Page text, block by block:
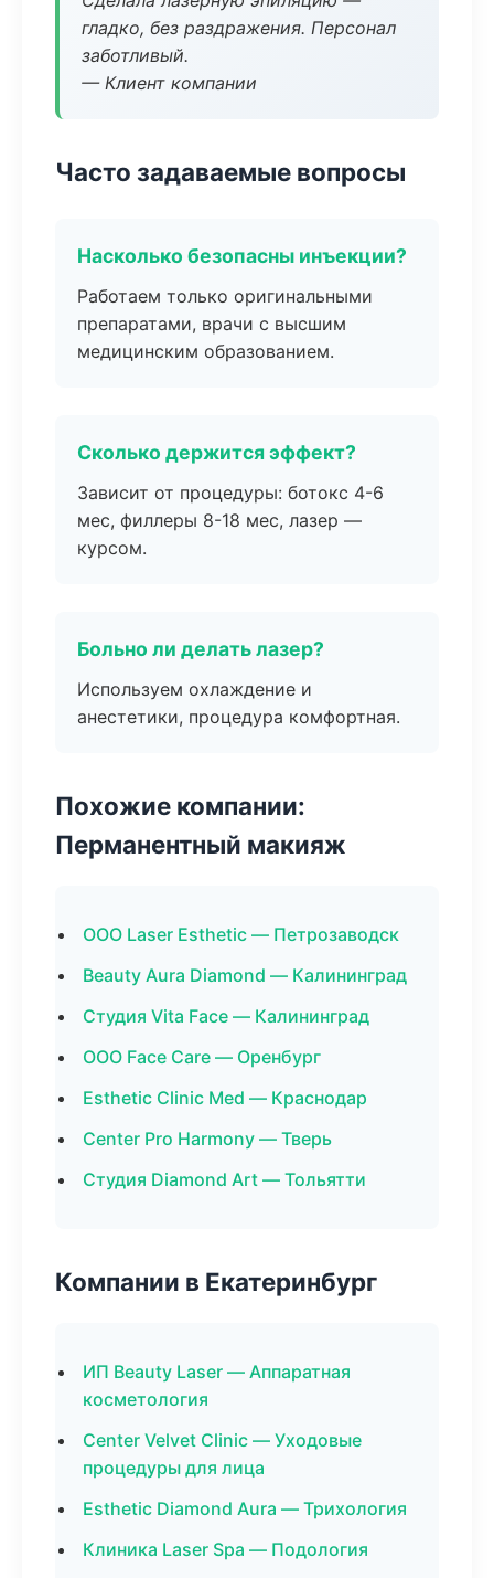
гладко, без раздражения. Персонал
заботливый.
— Клиент компании
Часто задаваемые вопросы
Насколько безопасны инъекции?
Работаем только оригинальными
препаратами, врачи с высшим
медицинским образованием.
Сколько держится эффект?
Зависит от процедуры: ботокс 4-6
мес, филлеры 8-18 мес, лазер —
курсом.
Больно ли делать лазер?
Используем охлаждение и
анестетики, процедура комфортная.
Похожие компании:
Перманентный макияж
ООО Laser Esthetic — Петрозаводск
Beauty Aura Diamond — Калининград
Студия Vita Face — Калининград
ООО Face Care — Оренбург
Esthetic Clinic Med — Краснодар
Center Pro Harmony — Тверь
Студия Diamond Art — Тольятти
Компании в Екатеринбург
ИП Beauty Laser — Аппаратная
косметология
Center Velvet Clinic — Уходовые
процедуры для лица
Esthetic Diamond Aura — Трихология
Клиника Laser Spa — Подология